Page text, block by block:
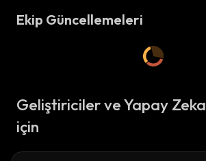
Ekip Güncellemeleri
Geliştiriciler ve Yapay
için